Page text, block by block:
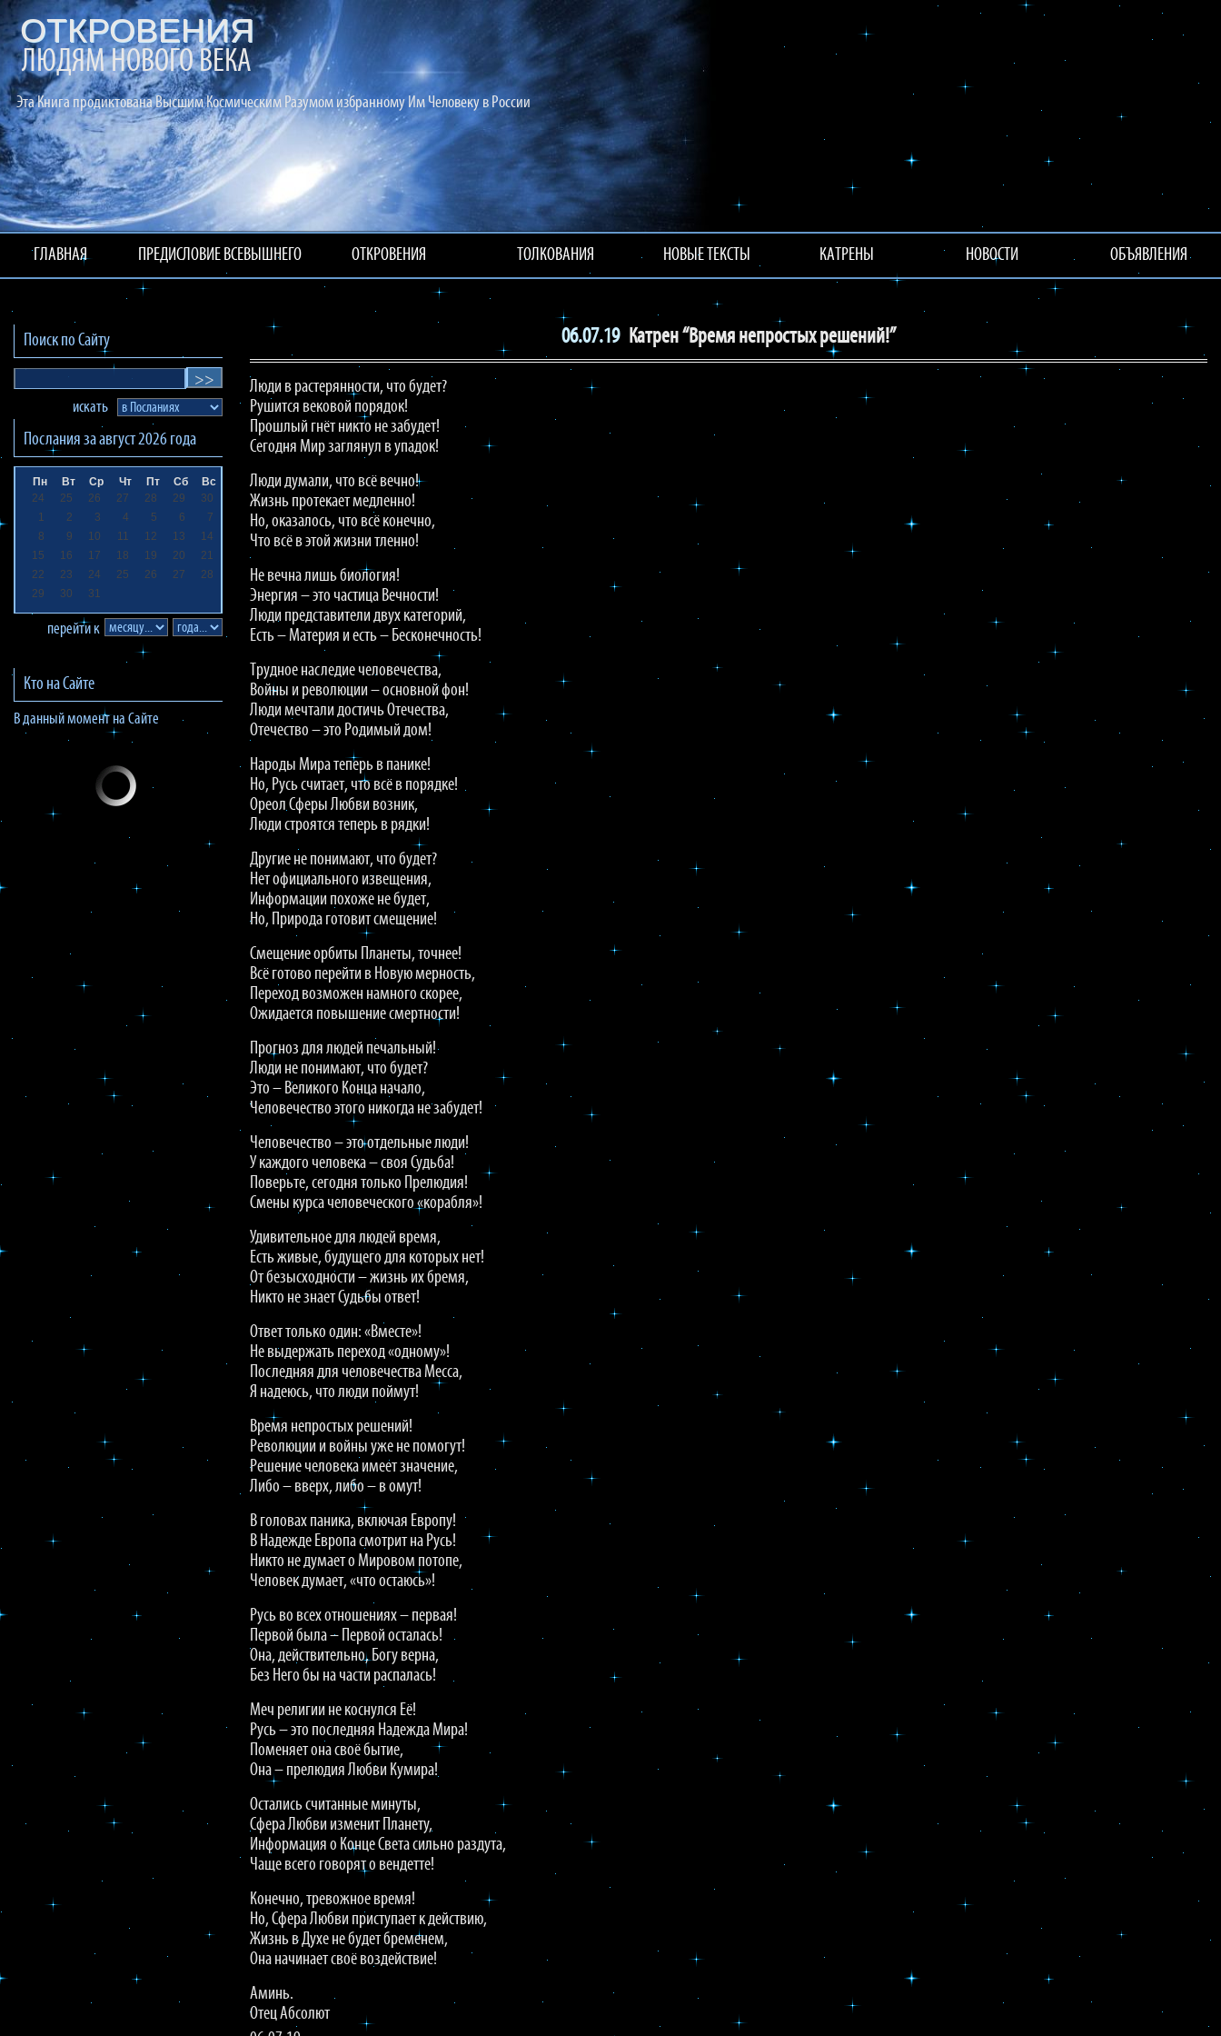
ОТКРОВЕНИЯ
ЛЮДЯМ НОВОГО ВЕКА
Эта Книга продиктована Высшим Космическим Разумом избранному Им Человеку в России
ГЛАВНАЯ ПРЕДИСЛОВИЕ ВСЕВЫШНЕГО ОТКРОВЕНИЯ ТОЛКОВАНИЯ НОВЫЕ ТЕКСТЫ КАТРЕНЫ НОВОСТИ ОБЪЯВЛЕНИЯ
Поиск по Сайту
искать
Послания заавгуст 2026 года
Пн Вт Ср Чт Пт Сб
Вс
24
25 26 27 28 29
30
1
2 3 4 5 6
7
8
9 10 11 12 13
14
15
16 17 18 19 20
21
22
23 24 25 26 27
28
29
30 31
перейти к
Кто на Сайте
В данный момент на Сайте
06.07.19 Катрен “Время непростых решений!”
Люди в растерянности, что будет?
Рушится вековой порядок!
Прошлый гнёт никто не забудет!
Сегодня Мир заглянул в упадок!
Люди думали, что всё вечно!
Жизнь протекает медленно!
Но, оказалось, что всё конечно,
Что всё в этой жизни тленно!
Не вечна лишь биология!
Энергия – это частица Вечности!
Люди представители двух категорий,
Есть – Материя и есть – Бесконечность!
Трудное наследие человечества,
Войны и революции – основной фон!
Люди мечтали достичь Отечества,
Отечество – это Родимый дом!
Народы Мира теперь в панике!
Но, Русь считает, что всё в порядке!
Ореол Сферы Любви возник,
Люди строятся теперь в рядки!
Другие не понимают, что будет?
Нет официального извещения,
Информации похоже не будет,
Но, Природа готовит смещение!
Смещение орбиты Планеты, точнее!
Всё готово перейти в Новую мерность,
Переход возможен намного скорее,
Ожидается повышение смертности!
Прогноз для людей печальный!
Люди не понимают, что будет?
Это – Великого Конца начало,
Человечество этого никогда не забудет!
Человечество – это отдельные люди!
У каждого человека – своя Судьба!
Поверьте, сегодня только Прелюдия!
Смены курса человеческого «корабля»!
Удивительное для людей время,
Есть живые, будущего для которых нет!
От безысходности – жизнь их бремя,
Никто не знает Судьбы ответ!
Ответ только один: «Вместе»!
Не выдержать переход «одному»!
Последняя для человечества Месса,
Я надеюсь, что люди поймут!
Время непростых решений!
Революции и войны уже не помогут!
Решение человека имеет значение,
Либо – вверх, либо – в омут!
В головах паника, включая Европу!
В Надежде Европа смотрит на Русь!
Никто не думает о Мировом потопе,
Человек думает, «что остаюсь»!
Русь во всех отношениях – первая!
Первой была – Первой осталась!
Она, действительно, Богу верна,
Без Него бы на части распалась!
Меч религии не коснулся Её!
Русь – это последняя Надежда Мира!
Поменяет она своё бытие,
Она – прелюдия Любви Кумира!
Остались считанные минуты,
Сфера Любви изменит Планету,
Информация о Конце Света сильно раздута,
Чаще всего говорят о вендетте!
Конечно, тревожное время!
Но, Сфера Любви приступает к действию,
Жизнь в Духе не будет бременем,
Она начинает своё воздействие!
Аминь.
Отец Абсолют